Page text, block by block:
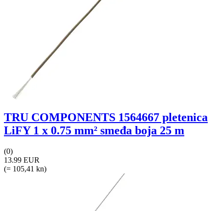
TRU COMPONENTS 1564667 pletenica
LiFY 1 x 0.75 mm² smeđa boja 25 m
(0)
13.99 EUR
(= 105,41 kn)